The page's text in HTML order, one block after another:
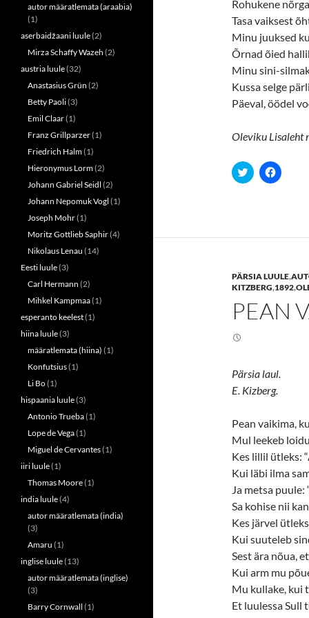
Rohukene
Tasa vaiksest
Minu juuksed
Õrnad õied
Minu sini-
Kussa selge
Päeval, öödel
Oleviku Lisaleht
C
l
h
o
n
w
i
t
O
p
e
n
n
n
e
w
w
n
o
w
)
C
l
h
o
n
a
c
e
(
O
e
i
n
n
e
w
i
d
o
w
)
PÄRSIA LUULE,
KITZBERG,1892,
PEAN
Pärsia laul.
E. Kizberg.
Pean vaikima,
Mul leekeb
Kes lillil ütleks:
Kui läbi ilma
Ja metsa
Sa kohise nii
Kes järvel
Kui suuteleb
Sest ära nõua,
Kui arm mu
Mu kullake, kui
Et luulessa Sull
autor määratlemata (araabia)
(1)
aserbaidžaani luule(2)
Mirza Schaffy Wazeh (2)
austria luule(32)
Anastasius Grün (2)
Betty Paoli(3)
Emil Claar(1)
Franz Grillparzer(1)
Friedrich Halm(1)
Hieronymus Lorm(2)
Johann Gabriel Seidl (2)
Johann Nepomuk Vogl (1)
Joseph Mohr(1)
Moritz Gottlieb Saphir(4)
Nikolaus Lenau (14)
Eesti luule(3)
Carl Hermann (2)
Mihkel Kampmaa(1)
esperanto keelest(1)
hiina luule(3)
määratlemata (hiina) (1)
Konfutsius(1)
Li Bo(1)
hispaania luule(3)
Antonio Trueba(1)
Lope de Vega(1)
Miguel de Cervantes(1)
iiri luule(1)
Thomas Moore(1)
india luule(4)
autor määratlemata (india)
(3)
Amaru (1)
inglise luule(13)
autor määratlemata (inglise)
(3)
Barry Cornwall (1)